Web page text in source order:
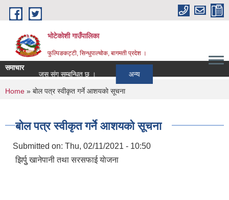
Skip to main content
भोटेकोशी गाउँपालिका
फुल्पिङकट्टी, सिन्धुपाल्चोक, बागमती प्रदेश ।
समाचार
जो जस संग सम्बन्धित छ ।
You are here
Home » बाेल पत्र स्वीकृत गर्ने आशयकाे सूचना
बाेल पत्र स्वीकृत गर्ने आशयकाे सूचना
Submitted on: Thu, 02/11/2021 - 10:50
झिर्पुु खानेपानी तथा सरसफाई याेजना